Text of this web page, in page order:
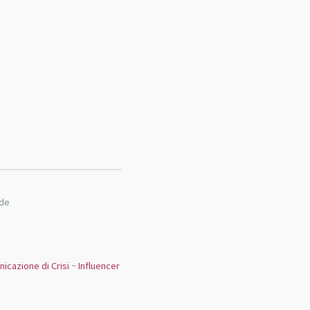
di Crisi ~Influencer